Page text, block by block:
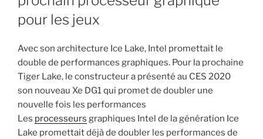
pour les jeux
Avec son architecture Ice Lake, Intel promettait le
double de performances graphiques. Pour la prochaine
Tiger Lake, le constructeur a présenté au CES 2020
son nouveau Xe DG1 qui promet de doubler une
nouvelle fois les performances
Les processeurs graphiques Intel de la génération Ice
Lake promettait déjà de doubler les performances de